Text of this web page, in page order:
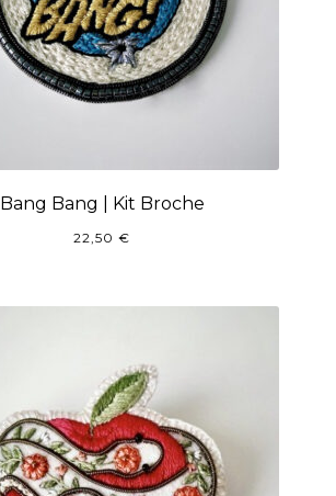
Bang Bang | Kit Broche
22,50 €